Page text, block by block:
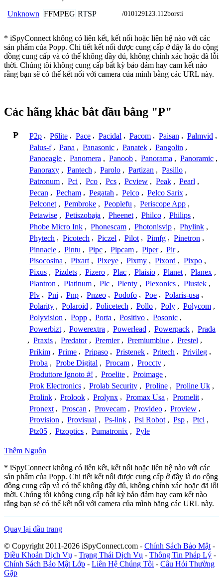
Unknown FFMPEG RTSP /010129123.112borsti
* iSpyConnect không có liên kết, kết nối hoặc liên hệ nào với các
sản phẩm của Popp. Chi tiết kết nối được cung cấp ở đây là do cộng
đồng cung cấp và có thể không đầy đủ, không chính xác hoặc đã lỗi
thời. Chúng tôi không cung cấp bất kỳ bảo đảm hay cam kết nào
rằng bạn sẽ có thể kết nối với camera của mình bằng các URL này.
Các hãng khác bắt đầu bằng "P"
P P2p , P6lite , Pace , Pacidal , Pacom , Paisan , Palmvid ,
Palus-f , Pana , Panasonic , Panatek , Pangolin ,
Panoeagle , Panomera , Panoob , Panorama , Panoramic ,
Panoraxy , Pantech , Parolo , Partizan , Pasillo ,
Patronum , Pci , Pco , Pcs , Pcview , Peak , Pearl ,
Pecan , Pecham , Pegatah , Pelco , Pelco Sarix ,
Pelconet , Pembroke , Peoplefu , Periscope App ,
Petawise , Petiszobaja , Pheenet , Philco , Philips ,
Phobe Micro Ink , Phonescam , Photonisvip , Phylink ,
Phytech , Picotech , Piczel , Pilot , Pimfg , Pinetron ,
Pinnacle , Pintu , Pipc , Pipcam , Piper , Pir ,
Pisocosina , Pixart , Pixeye , Pixmy , Pixord , Pixpo ,
Pixus , Pizdets , Pizero , Plac , Plaisio , Planet , Planex ,
Plantron , Platinum , Plc , Plenty , Plexonics , Plustek ,
Plv , Pni , Pnp , Pnzeo , Podofo , Poe , Polaris-usa ,
Polarity , Polaroid , Policetech , Pollo , Poly , Polycom ,
Polyvision , Popp , Porta , Positivo , Posonic ,
Powerbizt , Powerextra , Powerlead , Powerpack , Prada
, Praxis , Predator , Premier , Premiumblue , Prestel ,
Prikim , Prime , Pripaso , Pristenek , Pritech , Privileg ,
Proba , Probe Digital , Procam , Procctv ,
Produttore Ignoto #! , Proelite , Proimage ,
Prok Electronics , Prolab Security , Proline , Proline Uk ,
Prolink , Prolook , Prolynx , Promax Usa , Promelit ,
Pronext , Proscan , Provecam , Provideo , Proview ,
Provision , Provisual , Ps-link , Psi Robot , Psp , Ptcl ,
Ptz05 , Ptzoptics , Pumatronix , Pyle
Thêm Nguồn
* iSpyConnect không có liên kết, kết nối hoặc liên hệ nào với các
sản phẩm của Popp. Chi tiết kết nối được cung cấp ở đây là do cộng
đồng cung cấp và có thể không đầy đủ, không chính xác hoặc đã lỗi
thời. Chúng tôi không cung cấp bất kỳ bảo đảm hay cam kết nào
rằng bạn sẽ có thể kết nối với camera của mình bằng các URL này.
Quay lại đầu trang
© Copyright 2011-2026 iSpyConnect.com - Chính Sách Bảo Mật -
Điều Khoản Dịch Vụ - Trạng Thái Dịch Vụ - Thông Tin Pháp Lý -
Chính Sách Bảo Mật Lớp - Liên Hệ Chúng Tôi - Câu Hỏi Thường
Gặp